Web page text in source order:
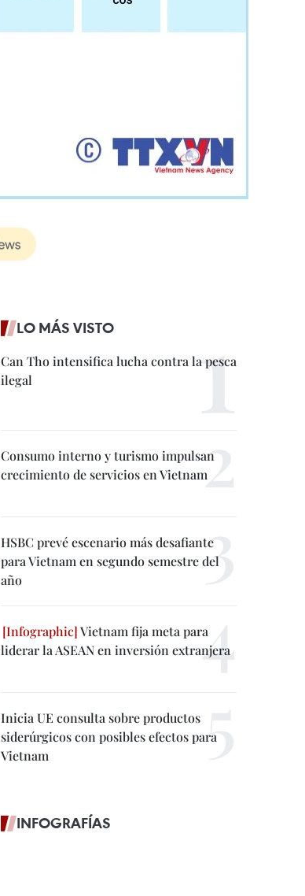
LO MÁS VISTO
Can Tho intensifica lucha contra la pesca
ilegal
Consumo interno y turismo impulsan
crecimiento de servicios en Vietnam
HSBC prevé escenario más desafiante
para Vietnam en segundo semestre del
año
Vietnam fija meta para
liderar la ASEAN en inversión extranjera
Inicia UE consulta sobre productos
siderúrgicos con posibles efectos para
Vietnam
INFOGRAFÍAS